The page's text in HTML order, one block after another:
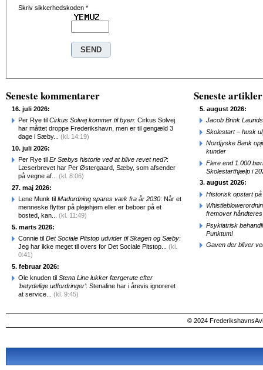
Skriv sikkerhedskoden *
Seneste kommentarer
16. juli 2026:
Per Rye til Cirkus Solvej kommer til byen: Cirkus Solvej
har måttet droppe Frederikshavn, men er til gengæld 3
dage i Sæby... (kl. 14:19)
10. juli 2026:
Per Rye til Er Sæbys historie ved at blive revet ned?:
Læserbrevet har Per Østergaard, Sæby, som afsender
på vegne af... (kl. 8:06)
27. maj 2026:
Lene Munk til Madordning spares væk fra år 2030: Når et
menneske flytter på plejehjem eller er beboer på et
bosted, kan... (kl. 11:49)
5. marts 2026:
Connie til Det Sociale Pitstop udvider til Skagen og Sæby:
Jeg har ikke meget til overs for Det Sociale Pitstop... (kl.
0:41)
5. februar 2026:
Ole knuden til Stena Line lukker færgerute efter
‘betydelige udfordringer’: Stenaline har i årevis ignoreret
at service... (kl. 9:45)
Seneste artikler
5. august 2026:
Jacob Brink
Skolestart – husk
Nordjyske Bank
kunder
Flere end 1.000
Skolestarthjælp i
3. august 2026:
Historisk opstart
fremover
Psykiatrisk
Punktum!
Gaven der bliver
© 2024